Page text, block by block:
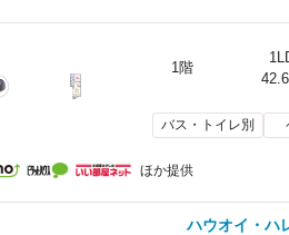
1階
バス・トイレ別
ほか提供
ハウオイ・ハ